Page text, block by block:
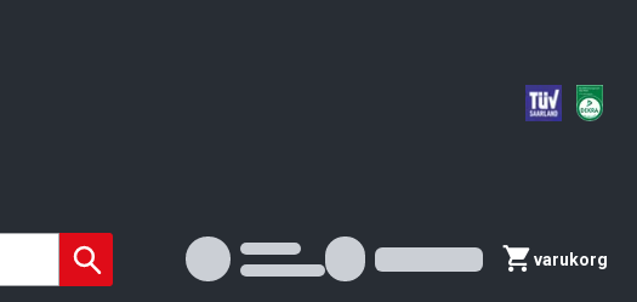
varukorg